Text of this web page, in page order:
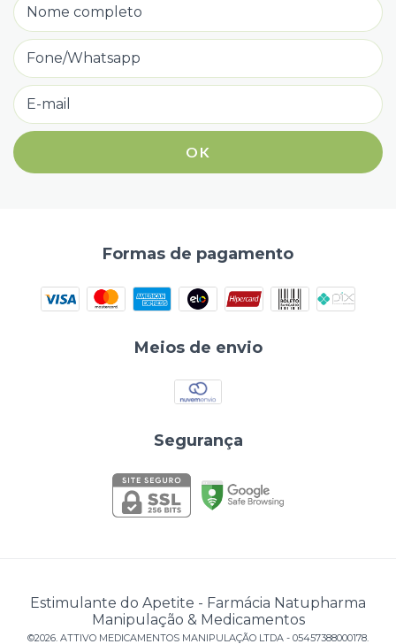
Formas de pagamento
Meios de envio
Segurança
Estimulante do Apetite - Farmácia Natupharma
Manipulação & Medicamentos
©2026. ATTIVO MEDICAMENTOS MANIPULAÇÃO LTDA - 05457388000178.